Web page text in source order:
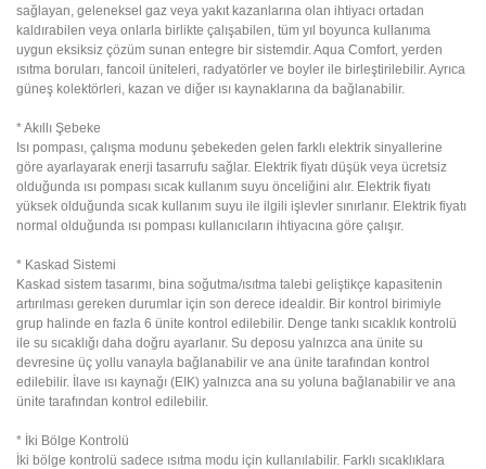
sağlayan, geleneksel gaz veya yakıt kazanlarına olan ihtiyacı ortadan
kaldırabilen veya onlarla birlikte çalışabilen, tüm yıl boyunca kullanıma
uygun eksiksiz çözüm sunan entegre bir sistemdir. Aqua Comfort, yerden
ısıtma boruları, fancoil üniteleri, radyatörler ve boyler ile birleştirilebilir. Ayrıca
güneş kolektörleri, kazan ve diğer ısı kaynaklarına da bağlanabilir.
* Akıllı Şebeke
Isı pompası, çalışma modunu şebekeden gelen farklı elektrik sinyallerine
göre ayarlayarak enerji tasarrufu sağlar. Elektrik fiyatı düşük veya ücretsiz
olduğunda ısı pompası sıcak kullanım suyu önceliğini alır. Elektrik fiyatı
yüksek olduğunda sıcak kullanım suyu ile ilgili işlevler sınırlanır. Elektrik fiyatı
normal olduğunda ısı pompası kullanıcıların ihtiyacına göre çalışır.
* Kaskad Sistemi
Kaskad sistem tasarımı, bina soğutma/ısıtma talebi geliştikçe kapasitenin
artırılması gereken durumlar için son derece idealdir. Bir kontrol birimiyle
grup halinde en fazla 6 ünite kontrol edilebilir. Denge tankı sıcaklık kontrolü
ile su sıcaklığı daha doğru ayarlanır. Su deposu yalnızca ana ünite su
devresine üç yollu vanayla bağlanabilir ve ana ünite tarafından kontrol
edilebilir. İlave ısı kaynağı (EIK) yalnızca ana su yoluna bağlanabilir ve ana
ünite tarafından kontrol edilebilir.
* İki Bölge Kontrolü
İki bölge kontrolü sadece ısıtma modu için kullanılabilir. Farklı sıcaklıklara